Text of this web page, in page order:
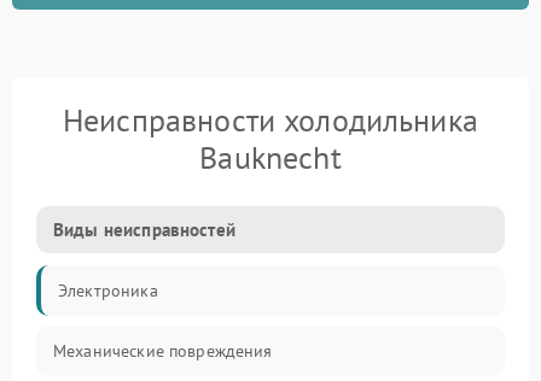
Неисправности холодильника
Bauknecht
Виды неисправностей
Электроника
Механические повреждения